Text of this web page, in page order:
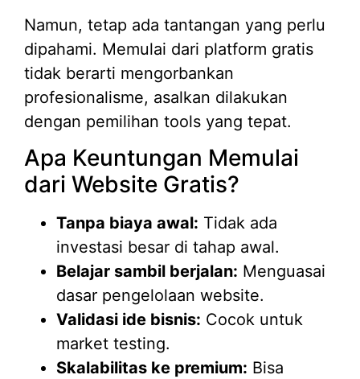
Namun, tetap ada tantangan yang perlu
dipahami. Memulai dari platform gratis
tidak berarti mengorbankan
profesionalisme, asalkan dilakukan
dengan pemilihan tools yang tepat.
Apa Keuntungan Memulai
dari Website Gratis?
Tanpa biaya awal: Tidak ada
investasi besar di tahap awal.
Belajar sambil berjalan: Menguasai
dasar pengelolaan website.
Validasi ide bisnis: Cocok untuk
market testing.
Skalabilitas ke premium: Bisa